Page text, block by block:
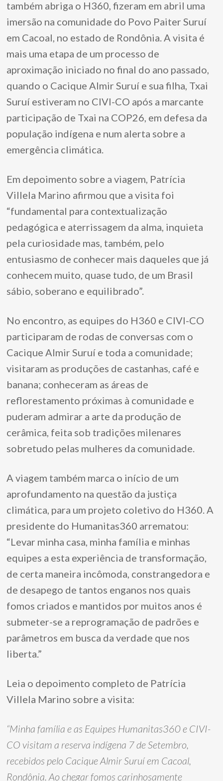
também abriga o H360, fizeram em abril uma
imersão na comunidade do Povo Paiter Suruí
em Cacoal, no estado de Rondônia. A visita é
mais uma etapa de um processo de
aproximação iniciado no final do ano passado,
quando o Cacique Almir Suruí e sua filha, Txai
Suruí estiveram no CIVI-CO após a marcante
participação de Txai na COP26, em defesa da
população indígena e num alerta sobre a
emergência climática.
Em depoimento sobre a viagem, Patrícia
Villela Marino afirmou que a visita foi
“fundamental para contextualização
pedagógica e aterrissagem da alma, inquieta
pela curiosidade mas, também, pelo
entusiasmo de conhecer mais daqueles que já
conhecem muito, quase tudo, de um Brasil
sábio, soberano e equilibrado”.
No encontro, as equipes do H360 e CIVI-CO
participaram de rodas de conversas com o
Cacique Almir Suruí e toda a comunidade;
visitaram as produções de castanhas, café e
banana; conheceram as áreas de
reflorestamento próximas à comunidade e
puderam admirar a arte da produção de
cerâmica, feita sob tradições milenares
sobretudo pelas mulheres da comunidade.
A viagem também marca o início de um
aprofundamento na questão da justiça
climática, para um projeto coletivo do H360. A
presidente do Humanitas360 arrematou:
“Levar minha casa, minha família e minhas
equipes a esta experiência de transformação,
de certa maneira incômoda, constrangedora e
de desapego de tantos enganos nos quais
fomos criados e mantidos por muitos anos é
submeter-se a reprogramação de padrões e
parâmetros em busca da verdade que nos
liberta.”
Leia o depoimento completo de Patrícia
Villela Marino sobre a visita:
“Minha família e as Equipes Humanitas360 e CIVI-
CO visitam a reserva indígena 7 de Setembro,
recebidos pelo Cacique Almir Suruí em Cacoal,
Rondônia. Ao chegar fomos carinhosamente